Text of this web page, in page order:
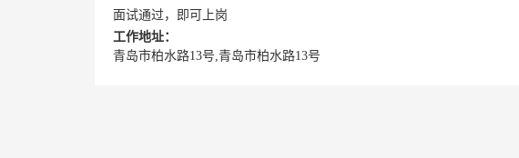
面试通过，即可上岗
工作地址：
青岛市柏水路13号,青岛市柏水路13号